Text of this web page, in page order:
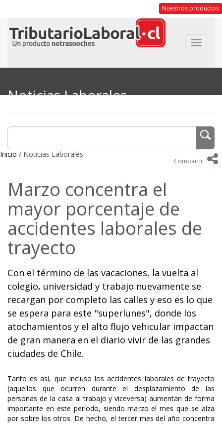
Nuestros productos
Toggle
Noticias Laborales
Inicio / Noticias Laborales
Compartir
Marzo concentra el
mayor porcentaje de
accidentes laborales de
trayecto
Con el término de las vacaciones, la vuelta al
colegio, universidad y trabajo nuevamente se
recargan por completo las calles y eso es lo que
se espera para este "superlunes", donde los
atochamientos y el alto flujo vehicular impactan
de gran manera en el diario vivir de las grandes
ciudades de Chile.
Tanto es así, que incluso los accidentes laborales de trayecto
(aquellos que ocurren durante el desplazamiento de las
personas de la casa al trabajo y viceversa) aumentan de forma
importante en este período, siendo marzo el mes que se alza
por sobre los otros. De hecho, el tercer mes del año concentra